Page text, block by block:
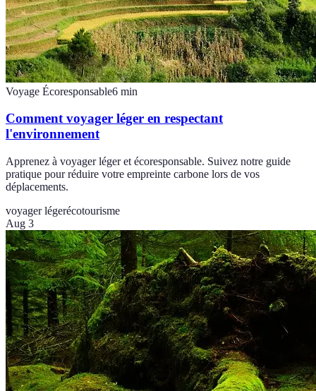
Voyage Écoresponsable6 min
Comment voyager léger en respectant
l'environnement
Apprenez à voyager léger et écoresponsable. Suivez notre guide
pratique pour réduire votre empreinte carbone lors de vos
déplacements.
voyager légerécotourisme
Aug 3